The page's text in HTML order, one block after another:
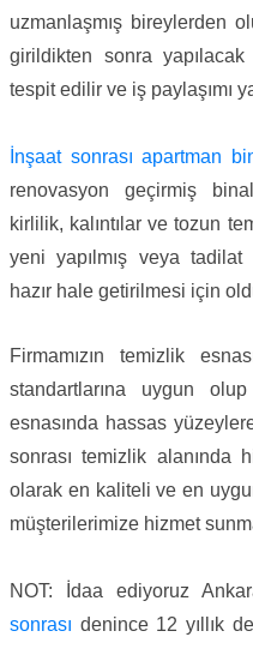
uzmanlaşmış bireylerden
girildikten sonra
tespit edilir ve iş paylaşımı
İnşaat sonrası apartman
renovasyon geçirmiş
kirlilik, kalıntılar ve tozun
yeni yapılmış veya
hazır hale getirilmesi için
Firmamızın temizlik
standartlarına uygun
esnasında hassas
sonrası temizlik alanında
olarak en kaliteli ve en
müşterilerimize hizmet
NOT: İdaa ediyoruz
sonrası denince 12 yıllık